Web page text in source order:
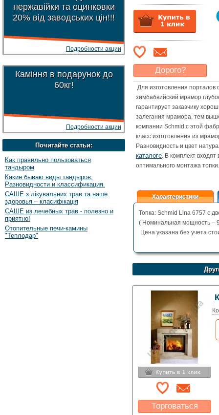
нержавійки та оцинковки
20% від заводських цін!!!
Подробности акции
Каміння в подарунок до
60кг!
Подробности акции
Почитайте статьи:
Как правильно пользоваться
тандыром
Какие бываю виды тандыров.
Разновидности и классификация.
САШЕ з лікувальних трав та наше
здоровья – класифікація
САШЕ из лечебных трав - полезно и
приятно!
Отопительные печи-камины
"Теплодар"
Дорого?
Какая ценамогла бы
Вас устроить ?
Указать цену
Для изготовления порталов
зимбабвийский мрамор
гарантирует заказчику
залегания мрамора, тем
компании Schmid с этой
класс изготовления из
Разновидность и цвет
каталоге. В комплект
оптимального монтажа топки.
Характеристики
Топка: Schmid Lina 6757 с
( Номинальная мощность –
Цена указана без учета
Торговаться